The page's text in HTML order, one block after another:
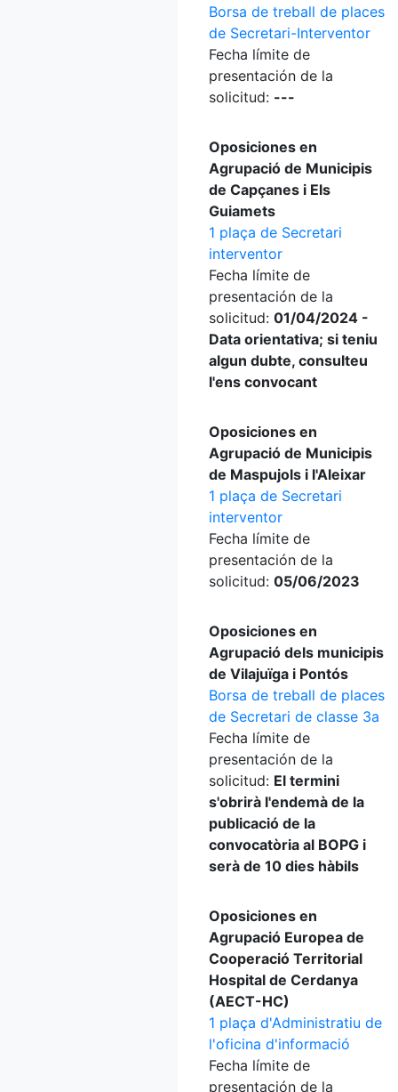
Borsa de treball de places
de Secretari-Interventor
Fecha límite de
presentación de la
solicitud: ---
Oposiciones en
Agrupació de Municipis
de Capçanes i Els
Guiamets
1 plaça de Secretari
interventor
Fecha límite de
presentación de la
solicitud: 01/04/2024 -
Data orientativa; si teniu
algun dubte, consulteu
l'ens convocant
Oposiciones en
Agrupació de Municipis
de Maspujols i l'Aleixar
1 plaça de Secretari
interventor
Fecha límite de
presentación de la
solicitud: 05/06/2023
Oposiciones en
Agrupació dels municipis
de Vilajuïga i Pontós
Borsa de treball de places
de Secretari de classe 3a
Fecha límite de
presentación de la
solicitud: El termini
s'obrirà l'endemà de la
publicació de la
convocatòria al BOPG i
serà de 10 dies hàbils
Oposiciones en
Agrupació Europea de
Cooperació Territorial
Hospital de Cerdanya
(AECT-HC)
1 plaça d'Administratiu de
l'oficina d'informació
Fecha límite de
presentación de la